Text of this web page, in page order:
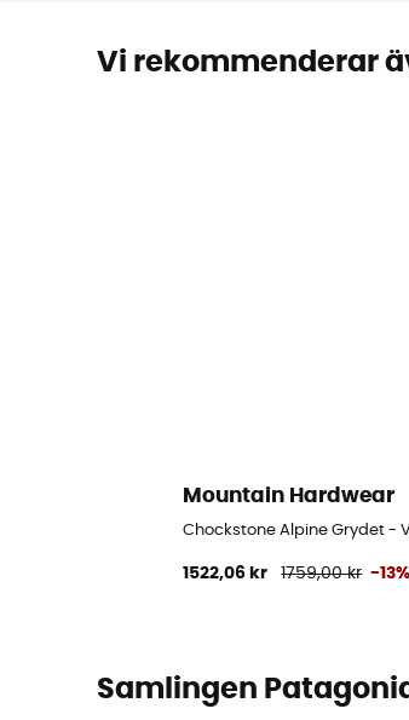
Vi rekommenderar
Mountain Hardwear
Chockstone Alpine Grydet -
1522,06 kr 1759,00 kr -13%
Samlingen